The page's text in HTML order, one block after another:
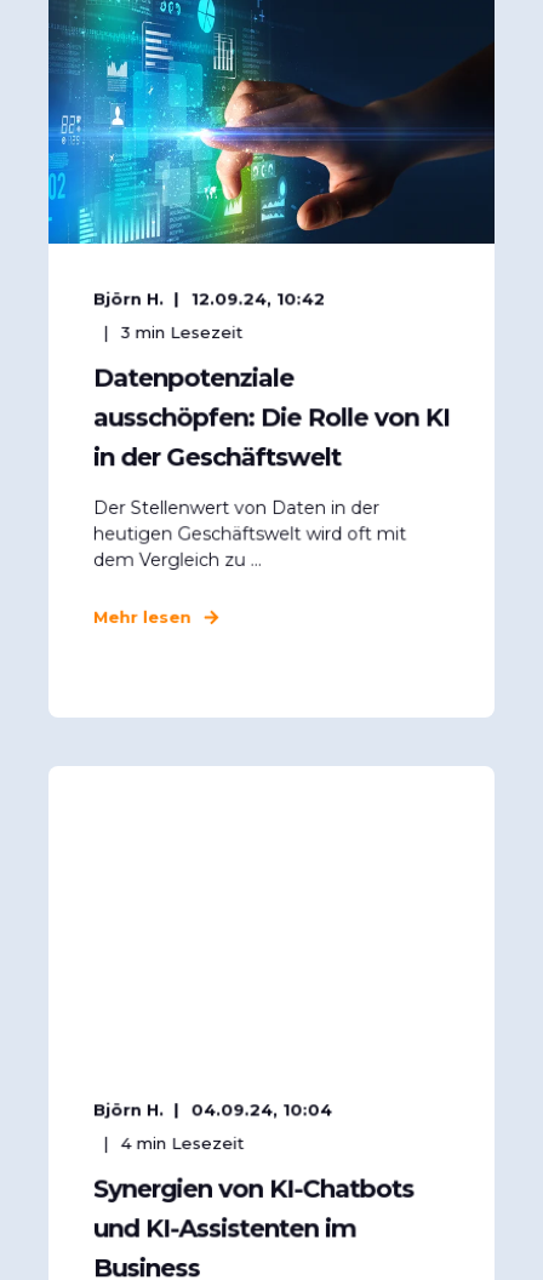
Björn H. 12.09.24, 10:42
3 min Lesezeit
Datenpotenziale
ausschöpfen: Die Rolle von KI
in der Geschäftswelt
Der Stellenwert von Daten in der
heutigen Geschäftswelt wird oft mit
dem Vergleich zu ...
Mehr lesen
Björn H. 04.09.24, 10:04
4 min Lesezeit
Synergien von KI-Chatbots
und KI-Assistenten im
Business